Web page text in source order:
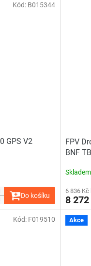
GPS V2
Do košíku
Kód: B015344
FPV
BNF
Skladem
6 836 Kč
8
Kód: F019510 Akce